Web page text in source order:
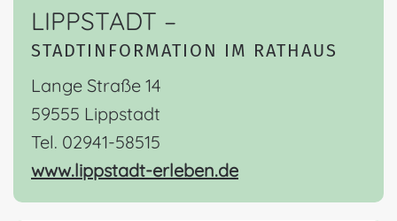
LIPPSTADT –
STADTINFORMATION IM RATHAUS
Lange Straße 14
59555 Lippstadt
Tel. 02941-58515
www.lippstadt-erleben.de